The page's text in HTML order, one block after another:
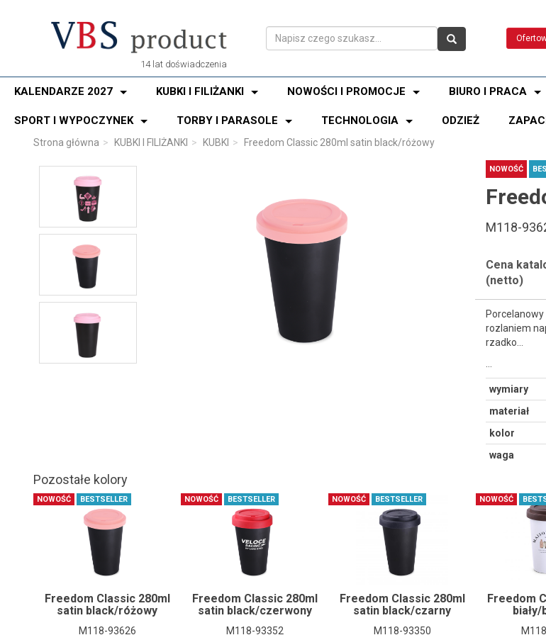
14 lat doświadczenia
KALENDARZE 2027 KUBKI I FILIŻANKI NOWOŚCI I PROMOCJE BIURO I PRACA
SPORT I WYPOCZYNEK TORBY I PARASOLE TECHNOLOGIA ODZIEŻ
Strona główna KUBKI I FILIŻANKI KUBKI Freedom Classic 280ml satin black/różowy
NOWOŚĆ
M118-
Cena
(netto)
rozlaniem
rzadko...
wymiary
materiał
kolor
waga
Pozostałe kolory
NOWOŚĆ BESTSELLER
Freedom Classic 280ml
satin black/różowy
M118-93626
NOWOŚĆ BESTSELLER
Freedom Classic 280ml
satin black/czerwony
M118-93352
NOWOŚĆ BESTSELLER
Freedom Classic 280ml
satin black/czarny
M118-93350
NOWOŚĆ
Freedom